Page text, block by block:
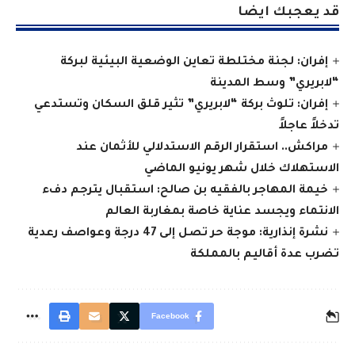
قد يعجبك ايضا
إفران: لجنة مختلطة تعاين الوضعية البيئية لبركة
“لابريري” وسط المدينة
إفران: تلوث بركة “لابريري” تثير قلق السكان وتستدعي
تدخلاً عاجلاً
مراكش.. استقرار الرقم الاستدلالي للأثمان عند
الاستهلاك خلال شهر يونيو الماضي
خيمة المهاجر بالفقيه بن صالح: استقبال يترجم دفء
الانتماء ويجسد عناية خاصة بمغاربة العالم
نشرة إنذارية: موجة حر تصل إلى 47 درجة وعواصف رعدية
تضرب عدة أقاليم بالمملكة
Facebook